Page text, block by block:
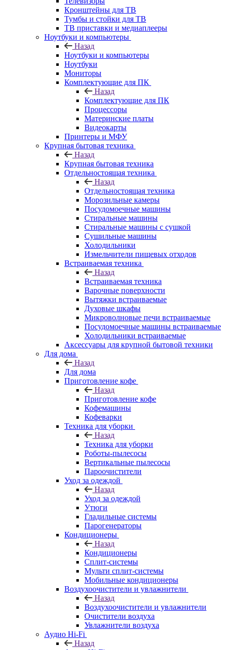
Кронштейны для ТВ
Тумбы и стойки для ТВ
ТВ приставки и медиаплееры
Ноутбуки и компьютеры
Назад
Ноутбуки и компьютеры
Ноутбуки
Мониторы
Комплектующие для ПК
Назад
Комплектующие для ПК
Процессоры
Материнские платы
Видеокарты
Принтеры и МФУ
Крупная бытовая техника
Назад
Крупная бытовая техника
Отдельностоящая техника
Назад
Отдельностоящая техника
Морозильные камеры
Посудомоечные машины
Стиральные машины
Стиральные машины с сушкой
Сушильные машины
Холодильники
Измельчители пищевых отходов
Встраиваемая техника
Назад
Встраиваемая техника
Варочные поверхности
Вытяжки встраиваемые
Духовые шкафы
Микроволновые печи встраиваемые
Посудомоечные машины встраиваемые
Холодильники встраиваемые
Аксессуары для крупной бытовой техники
Для дома
Назад
Для дома
Приготовление кофе
Назад
Приготовление кофе
Кофемашины
Кофеварки
Техника для уборки
Назад
Техника для уборки
Роботы-пылесосы
Вертикальные пылесосы
Пароочистители
Уход за одеждой
Назад
Уход за одеждой
Утюги
Гладильные системы
Парогенераторы
Кондиционеры
Назад
Кондиционеры
Сплит-системы
Мульти сплит-системы
Мобильные кондиционеры
Воздухоочистители и увлажнители
Назад
Воздухоочистители и увлажнители
Очистители воздуха
Увлажнители воздуха
Аудио Hi-Fi
Назад